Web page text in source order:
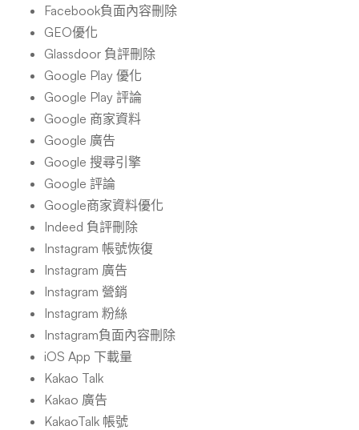
Facebook負面內容刪除
GEO優化
Glassdoor 負評刪除
Google Play 優化
Google Play 評論
Google 商家資料
Google 廣告
Google 搜尋引擎
Google 評論
Google商家資料優化
Indeed 負評刪除
Instagram 帳號恢復
Instagram 廣告
Instagram 營銷
Instagram 粉絲
Instagram負面內容刪除
iOS App 下載量
Kakao Talk
Kakao 廣告
KakaoTalk 帳號